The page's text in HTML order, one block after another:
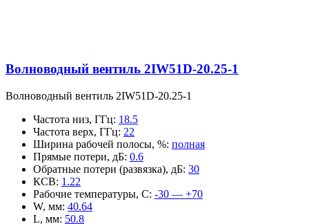
Волноводный вентиль 2IW51D-20.25-1
Волноводный вентиль 2IW51D-20.25-1
Частота низ, ГГц: 18.5
Частота верх, ГГц: 22
Ширина рабочей полосы, %: полная
Прямые потери, дБ: 0.6
Обратные потери (развязка), дБ: 30
КСВ: 1.22
Рабочие температуры, С: -30 — +70
W, мм: 40.64
L, мм: 50.8